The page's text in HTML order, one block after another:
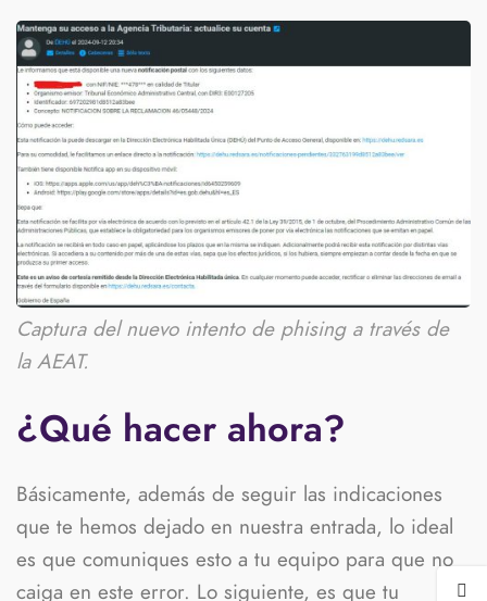
Captura del nuevo intento de phising a través de
la AEAT.
¿Qué hacer ahora?
Básicamente, además de seguir las indicaciones
que te hemos dejado en nuestra entrada, lo ideal
es que comuniques esto a tu equipo para que no
caiga en este error. Lo siguiente, es que tu